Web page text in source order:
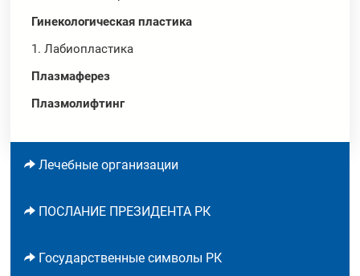
Гинекологическая пластика
1. Лабиопластика
Плазмаферез
Плазмолифтинг
Лечебные организации
ПОСЛАНИЕ ПРЕЗИДЕНТА РК
Государственные символы РК